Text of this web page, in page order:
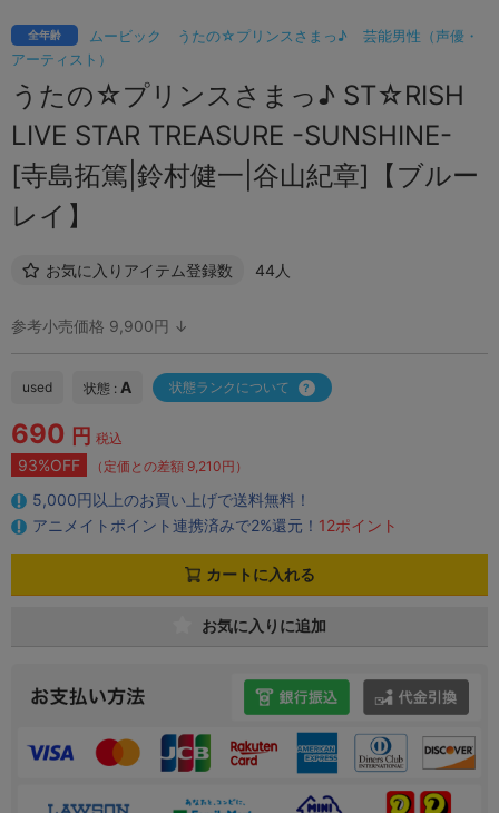
ムービック うたの☆プリンスさまっ♪
芸能男性（声優・
アーティスト）
全年齢
うたの☆プリンスさまっ♪ ST☆RISH
LIVE STAR TREASURE -SUNSHINE-
[寺島拓篤|鈴村健一|谷山紀章]【ブルー
レイ】
お気に入りアイテム登録数 44人
参考小売価格 9,900円 ↓
used 状態 : A 状態ランクについて
690 円 税込
93%OFF （定価との差額 9,210円）
5,000円以上のお買い上げで送料無料！
アニメイトポイント連携済みで2%還元！ 12ポイント
カートに入れる
お気に入りに追加